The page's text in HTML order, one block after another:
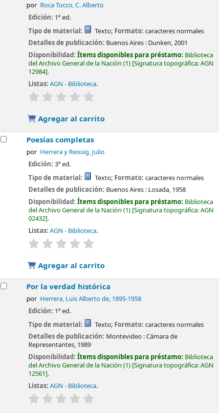
por Roca Tocco, C. Alberto
Edición: 1ª ed.
Tipo de material:
Texto; Formato: caracteres normales
Detalles de publicación: Buenos Aires : Dunken,2001
Disponibilidad:Ítems disponibles para préstamo: Biblioteca
del Archivo General de la Nación (1) Signatura topográfica:AGN
12984 .
Listas: AGN - Biblioteca.
valoración
Agregar al carrito
Poesías completas
por Herrera y Reissig, Julio
Edición:3ª ed.
Tipo de material:
Texto; Formato: caracteres normales
Detalles de publicación: Buenos Aires : Losada, 1958
Disponibilidad:Ítems disponibles para préstamo: Biblioteca
del Archivo General de la Nación (1) Signatura topográfica:AGN
02432 .
Listas: AGN - Biblioteca.
valoración
Agregar al carrito
Por la verdad histórica
por Herrera, Luis Alberto de, 1895-1958
Edición: 1ª ed.
Tipo de material:
Texto; Formato: caracteres normales
Detalles de publicación: Montevideo :Cámara de
Representantes, 1989
Disponibilidad:Ítems disponibles para préstamo: Biblioteca
del Archivo General de la Nación (1) Signatura topográfica:AGN
12561 .
Listas: AGN - Biblioteca.
valoración